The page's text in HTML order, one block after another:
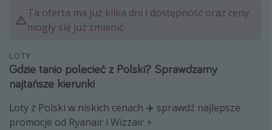
Azja Południowo-Wschodnia
Wszystkie kierunki
Rodzaj wyjazdu
Wakacje Last Minute
Ta oferta ma już kilka dni i dostępność oraz ceny
mogły się już zmienić.
LOTY
Gdzie tanio polecieć z Polski? Sprawdzamy
najtańsze kierunki
Loty z Polski w niskich cenach ✈️ sprawdź najlepsze
promocje od Ryanair i Wizzair ⚡️